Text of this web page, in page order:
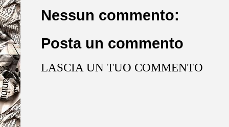
Nessun commento:
Posta un commento
LASCIA UN TUO COMMENTO